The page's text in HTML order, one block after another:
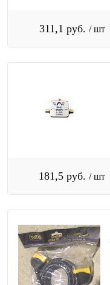
311,1 руб. / шт
181,5 руб. / шт